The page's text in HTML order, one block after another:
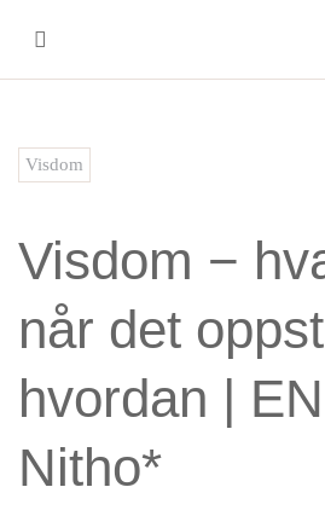
content
Visdom
Visdom −
når det
hvordan |
Nitho*